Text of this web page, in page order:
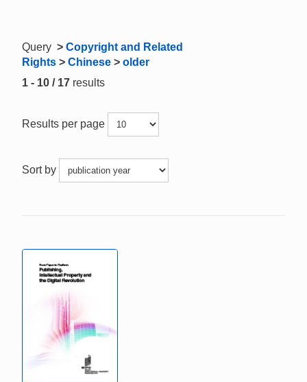
Query > Copyright and Related
Rights > Chinese > older
1 - 10 / 17 results
Results per page
Sort by